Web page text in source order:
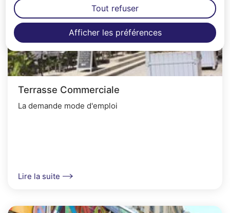
Afficher les préférences
Tout refuser
Terrasse Commerciale
La demande mode d'emploi
Lire la suite